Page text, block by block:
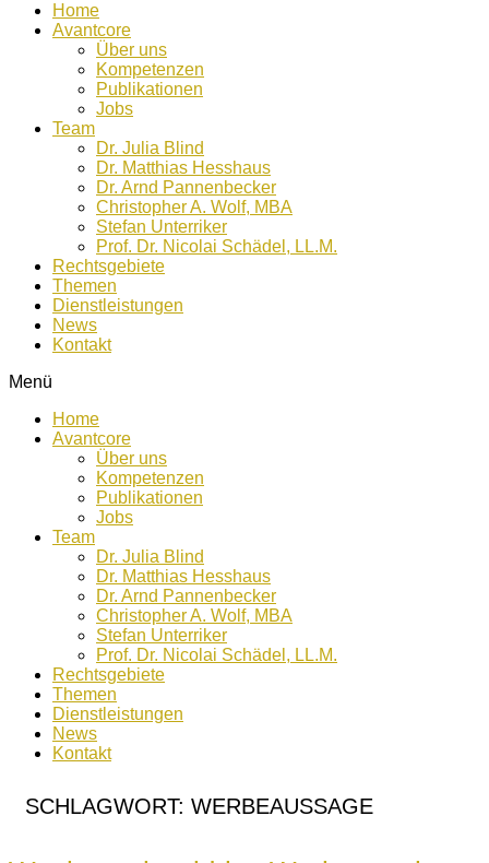
Home
Avantcore
Über uns
Kompetenzen
Publikationen
Jobs
Team
Dr. Julia Blind
Dr. Matthias Hesshaus
Dr. Arnd Pannenbecker
Christopher A. Wolf, MBA
Stefan Unterriker
Prof. Dr. Nicolai Schädel, LL.M.
Rechtsgebiete
Themen
Dienstleistungen
News
Kontakt
Menü
Home
Avantcore
Über uns
Kompetenzen
Publikationen
Jobs
Team
Dr. Julia Blind
Dr. Matthias Hesshaus
Dr. Arnd Pannenbecker
Christopher A. Wolf, MBA
Stefan Unterriker
Prof. Dr. Nicolai Schädel, LL.M.
Rechtsgebiete
Themen
Dienstleistungen
News
Kontakt
SCHLAGWORT: WERBEAUSSAGE